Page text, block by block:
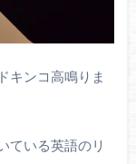
キンコ高鳴りま
ている英語のリ